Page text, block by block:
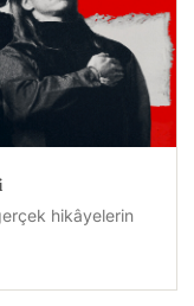
hikâyelerin